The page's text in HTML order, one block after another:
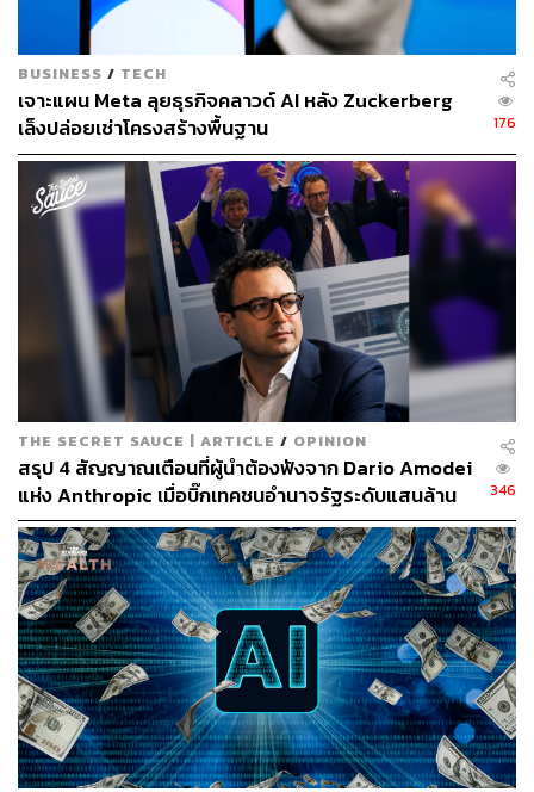
สามารถติดตาม THE STANDARD WEALTH
ผ่านแอปพลิเคชันต่างๆ ที่คุณสะดวกหรือใช้งานอยู่แล้วได้เลย
TAGS: Ethereum Cryptocurrency
สินทรัพย์ดิจิทัล
Sam Altman
Worldcoin
1.4K
ABOUT THE AUTHOR
ลัลน์ลลิต ศรีจันทร์ดร
Content Creator THE STANDARD WEALTH
BUSINESS / TECH
เจาะแผน Meta ลุยธุรกิจคลาวด์ AI หลัง Zuckerberg
เล็งปล่อยเช่าโครงสร้างพื้นฐาน
176
THE SECRET SAUCE | ARTICLE / OPINION
สรุป 4 สัญญาณเตือนที่ผู้นำต้องฟังจาก Dario Amodei
แห่ง Anthropic เมื่อบิ๊กเทคชนอำนาจรัฐระดับแสนล้าน
346